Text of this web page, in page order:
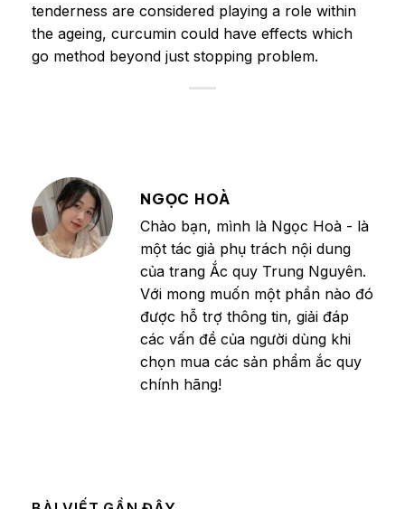
tenderness are considered playing a role within
the ageing, curcumin could have effects which
go method beyond just stopping problem.
NGỌC HOÀ
Chào bạn, mình là Ngọc Hoà - là
một tác giả phụ trách nội dung
của trang Ắc quy Trung Nguyên.
Với mong muốn một phần nào đó
được hỗ trợ thông tin, giải đáp
các vấn đề của người dùng khi
chọn mua các sản phẩm ắc quy
chính hãng!